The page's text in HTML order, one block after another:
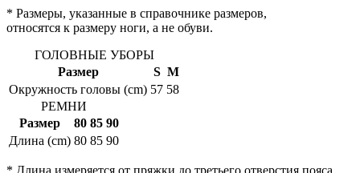
* Размеры, указанные в справочнике размеров,
относятся к размеру ноги, а не обуви.
ГОЛОВНЫЕ УБОРЫ
Размер
S M
Окружность головы (cm) 57 58
РЕМНИ
Размер
80 85 90
Длина (cm) 80 85 90
* Длина измеряется от пряжки до третьего отверстия пояса